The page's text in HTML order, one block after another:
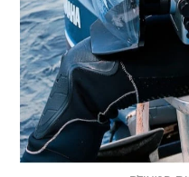
המצולם